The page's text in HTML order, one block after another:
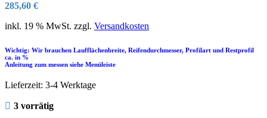
285,60 €
inkl. 19 % MwSt. zzgl. Versandkosten
Wichtig: Wir brauchen Laufflächenbreite, Reifendurchmesser, Profilart und Restprofil
ca. in %
Anleitung zum messen siehe Menüleiste
Lieferzeit: 3-4 Werktage
3 vorrätig